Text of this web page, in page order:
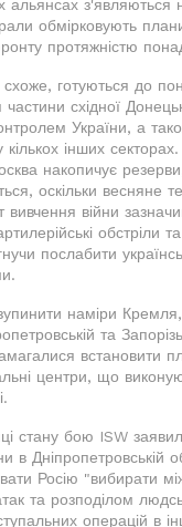
альянсах з'являються
обмірковують
протяжністю
схоже, готуються до
східної
України, а
інших секторах.
накопичує резерви,
оскільки весняне
вивчення війни
обстріли
послабити
наміри Кремля,
та
встановити
центри, що
стану бою ISW
в Дніпропетровській
Росію "вибирати
та розподілом
операцій в